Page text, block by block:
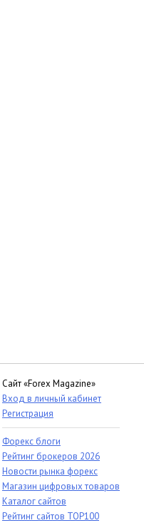
Сайт «Forex Magazine»
Вход в личный кабинет
Регистрация
Форекс блоги
Рейтинг брокеров 2026
Новости рынка форекс
Магазин цифровых товаров
Каталог сайтов
Рейтинг сайтов TOP100